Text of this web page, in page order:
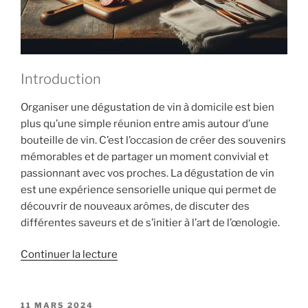
Introduction
Organiser une dégustation de vin à domicile est bien
plus qu’une simple réunion entre amis autour d’une
bouteille de vin. C’est l’occasion de créer des souvenirs
mémorables et de partager un moment convivial et
passionnant avec vos proches. La dégustation de vin
est une expérience sensorielle unique qui permet de
découvrir de nouveaux arômes, de discuter des
différentes saveurs et de s’initier à l’art de l’œnologie.
Continuer la lecture
PUBLIÉ
11 MARS 2024